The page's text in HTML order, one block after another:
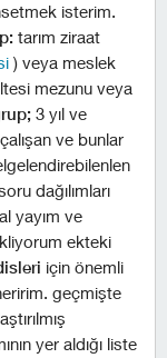
isterim.
tarım ziraat
) veya meslek
mezunu veya
3 yıl ve
ve bunlar
dağılımları
yayım ve
ekteki
için önemli
geçmişte
yer aldığı liste